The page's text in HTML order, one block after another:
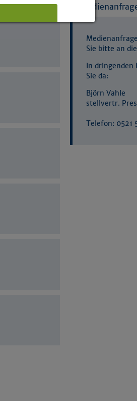
Sie bitte an die
In dringenden
Sie da:
Björn Vahle
stellvertr.
Telefon: 0521